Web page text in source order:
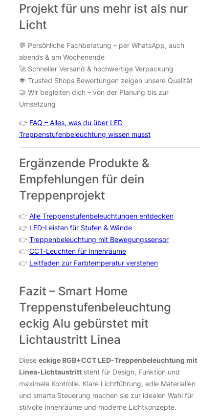
Projekt für uns mehr ist als nur
Licht
💬 Persönliche Fachberatung – per WhatsApp, auch
abends & am Wochenende
🚀 Schneller Versand & hochwertige Verpackung
🌟 Trusted Shops Bewertungen zeigen unsere Qualität
🤝 Wir begleiten dich – von der Planung bis zur
Umsetzung
👉 FAQ – Alles, was du über LED
Treppenstufenbeleuchtung wissen musst
Ergänzende Produkte &
Empfehlungen für dein
Treppenprojekt
👉 Alle Treppenstufenbeleuchtungen entdecken
👉 LED-Leisten für Stufen & Wände
👉 Treppenbeleuchtung mit Bewegungssensor
👉 CCT-Leuchten für Innenräume
👉 Leitfaden zur Farbtemperatur verstehen
Fazit – Smart Home
Treppenstufenbeleuchtung
eckig Alu gebürstet mit
Lichtaustritt Linea
Diese eckige RGB+CCT LED-Treppenbeleuchtung mit
Linea-Lichtaustritt steht für Design, Funktion und
maximale Kontrolle. Klare Lichtführung, edle Materialien
und smarte Steuerung machen sie zur idealen Wahl für
stilvolle Innenräume und moderne Lichtkonzepte.